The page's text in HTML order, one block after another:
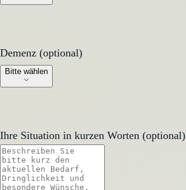
Demenz (optional)
Demenz (optional)
Bitte wählen
Ihre Situation in kurzen Worten (optional)